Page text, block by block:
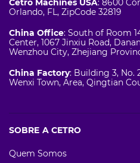
Cetro Machines USA: 8600
Orlando, FL, ZipCode 32819
China Office: South of Room
Center, 1067 Jinxiu Road,
Wenzhou City, Zhejiang
China Factory: Building 3, No.
Wenxi Town, Area, Qingtian
SOBRE A CETRO
Quem Somos